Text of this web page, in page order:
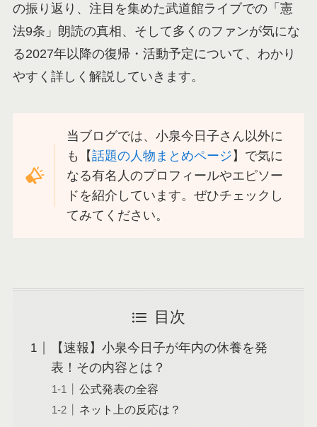
の振り返り、注目を集めた武道館ライブでの「憲
法9条」朗読の真相、そして多くのファンが気にな
る2027年以降の復帰・活動予定について、わかり
やすく詳しく解説していきます。
当ブログでは、小泉今日子さん以外に
も【話題の人物まとめページ 】で気に
なる有名人のプロフィールやエピソー
ドを紹介しています。ぜひチェックし
てみてください。
目次
【速報】小泉今日子が年内の休養を発
表！その内容とは？
公式発表の全容
ネット上の反応は？